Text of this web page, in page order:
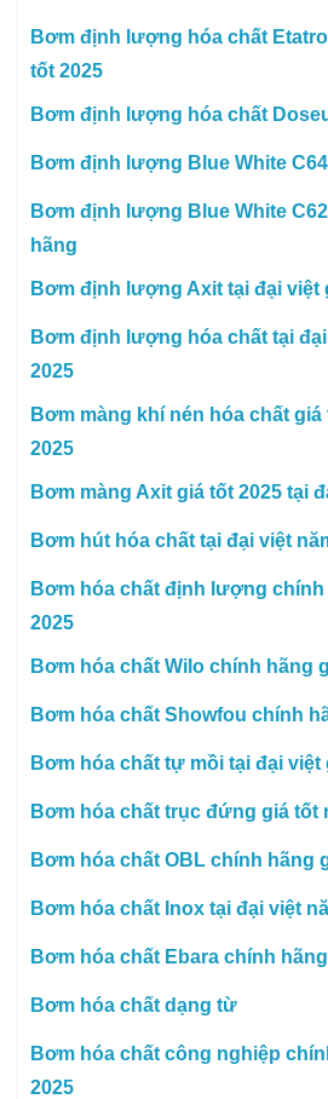
Bơm định lượng hóa chất
tốt 2025
Bơm định lượng hóa chất
Bơm định lượng Blue White
Bơm định lượng Blue White
hãng
Bơm định lượng Axit tại đại việt
Bơm định lượng hóa chất tại
2025
Bơm màng khí nén hóa chất giá
2025
Bơm màng Axit giá tốt 2025 tại
Bơm hút hóa chất tại đại việt
Bơm hóa chất định lượng
2025
Bơm hóa chất Wilo chính hãng
Bơm hóa chất Showfou chính
Bơm hóa chất tự mồi tại đại việt
Bơm hóa chất trục đứng giá tốt
Bơm hóa chất OBL chính hãng
Bơm hóa chất Inox tại đại việt
Bơm hóa chất Ebara chính
Bơm hóa chất dạng từ
Bơm hóa chất công nghiệp
2025